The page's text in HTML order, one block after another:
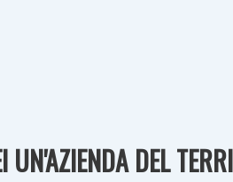
UN'AZIENDA DEL